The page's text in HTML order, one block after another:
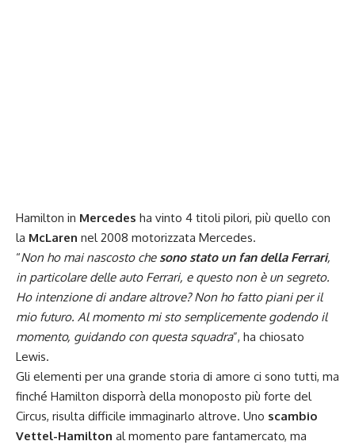
Hamilton in Mercedes ha vinto 4 titoli pilori, più quello con
la McLaren nel 2008 motorizzata Mercedes.
“Non ho mai nascosto chesono stato un fan della Ferrari,
in particolare delle auto Ferrari, e questo non è un segreto.
Ho intenzione di andare altrove? Non ho fatto piani per il
mio futuro. Al momento mi sto semplicemente godendo il
momento, guidando con questa squadra”, ha chiosato
Lewis.
Gli elementi per una grande storia di amore ci sono tutti, ma
finché Hamilton disporrà della monoposto più forte del
Circus, risulta difficile immaginarlo altrove. Uno scambio
Vettel-Hamilton al momento pare fantamercato, ma